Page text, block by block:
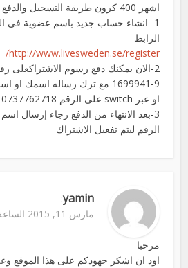
اشهر 400 كرون طريقة التسجيل والدفع هي
1- انشاء حساب جديد باسم عضوية في
الرابط
http://www.livesweden.se/register/
2-الان يمكنك دفع رسوم الاشتراكعلى رقم plusgirot
1699941-9 مع ترك رساله اسمك او اسم المستخدم الخاص بك
او عبر switch على الرقم 0737762718
3-بعد الانتهاء من الدفع رجاء إرسال
الرقم ليتم تفعيل الاشتراك
yamin
:
مارس 11, 2015 الساعة 10:30 م
مرحبا
اود ان اشكر جهودكم على هذا الموقع